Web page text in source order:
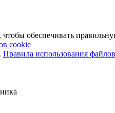
обеспечивать
cookie
Правила использования